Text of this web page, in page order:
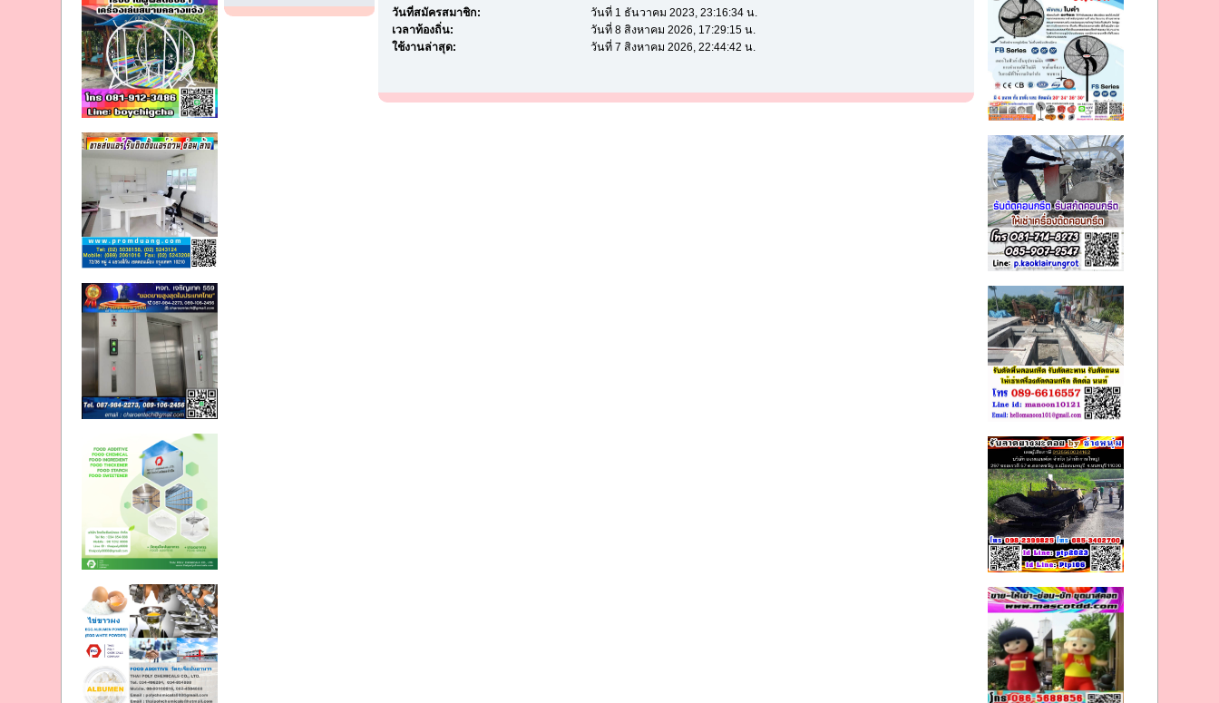
วันที่สมัครสมาชิก:
วันที่ 1 ธันวาคม 2023, 23:16:34 น.
เวลาท้องถิ่น:
วันที่ 8 สิงหาคม 2026, 17:29:15 น.
ใช้งานล่าสุด:
วันที่ 7 สิงหาคม 2026, 22:44:42 น.